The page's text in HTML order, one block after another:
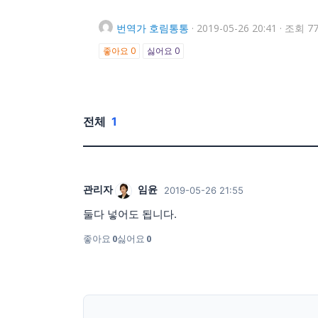
번역가 호림통통 · 2019-05-26 20:41 · 조회
좋아요 0 싫어요 0
전체 1
관리자 임윤 2019-05-26 21:55
둘다 넣어도 됩니다.
좋아요 0싫어요 0